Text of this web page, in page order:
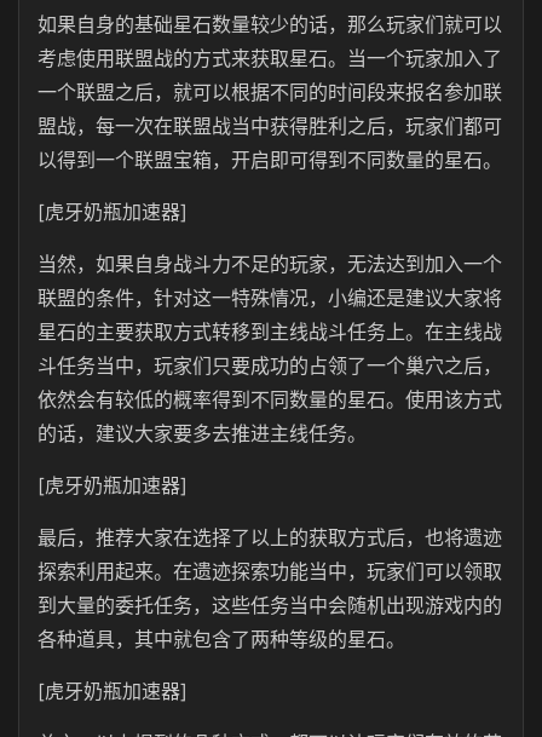
如果自身的基础星石数量较少的话，那么玩家们就可以
考虑使用联盟战的方式来获取星石。当一个玩家加入了
一个联盟之后，就可以根据不同的时间段来报名参加联
盟战，每一次在联盟战当中获得胜利之后，玩家们都可
以得到一个联盟宝箱，开启即可得到不同数量的星石。
[虎牙奶瓶加速器]
当然，如果自身战斗力不足的玩家，无法达到加入一个
联盟的条件，针对这一特殊情况，小编还是建议大家将
星石的主要获取方式转移到主线战斗任务上。在主线战
斗任务当中，玩家们只要成功的占领了一个巢穴之后，
依然会有较低的概率得到不同数量的星石。使用该方式
的话，建议大家要多去推进主线任务。
[虎牙奶瓶加速器]
最后，推荐大家在选择了以上的获取方式后，也将遗迹
探索利用起来。在遗迹探索功能当中，玩家们可以领取
到大量的委托任务，这些任务当中会随机出现游戏内的
各种道具，其中就包含了两种等级的星石。
[虎牙奶瓶加速器]